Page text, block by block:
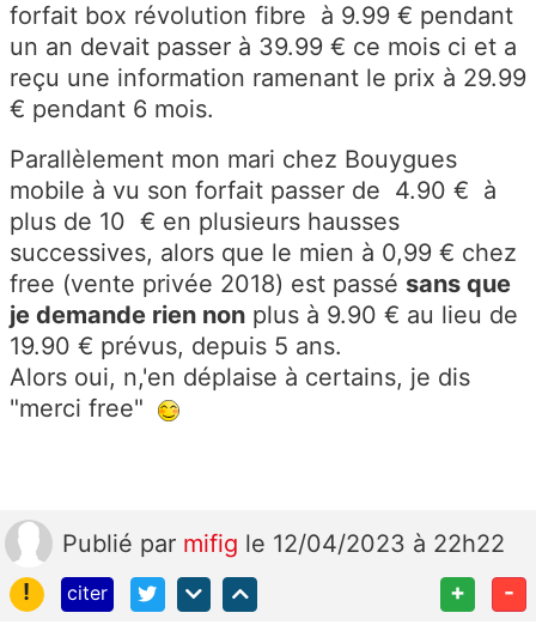
forfait box révolution fibre à 9.99 € pendant
un an devait passer à 39.99 € ce mois ci et a
reçu une information ramenant le prix à 29.99
€ pendant 6 mois.
Parallèlement mon mari chez Bouygues
mobile à vu son forfait passer de 4.90 € à
plus de 10 € en plusieurs hausses
successives, alors que le mien à 0,99 € chez
free (vente privée 2018) est passé sans que
je demande rien non plus à 9.90 € au lieu de
19.90 € prévus, depuis 5 ans.
Alors oui, n,'en déplaise à certains, je dis
"merci free"
Publié par mifig le 12/04/2023 à 22h22
!
citer + -